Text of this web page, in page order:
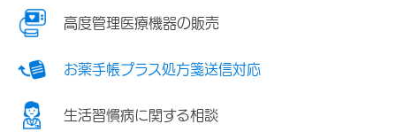
高度管理医療機器の販売
お薬手帳プラス処方箋送信対応
生活習慣病に関する相談